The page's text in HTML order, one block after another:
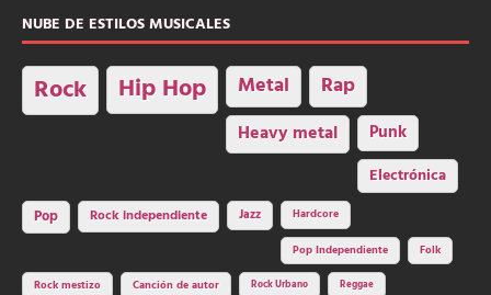
NUBE DE ESTILOS MUSICALES
Rock Hip Hop Metal Rap
Heavy metal Punk
Electrónica
Pop Rock independiente Jazz Hardcore
Pop Independiente Folk
Rock mestizo Canción de autor Rock Urbano Reggae